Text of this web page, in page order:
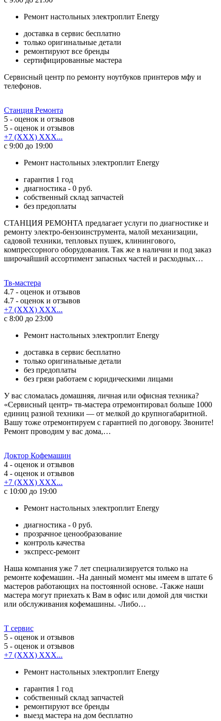
Ремонт настольных электроплит Energy
доставка в сервис бесплатно
только оригинальные детали
ремонтируют все бренды
сертифицированные мастера
Сервисный центр по ремонту ноутбуков принтеров мфу и
телефонов.
Станция Ремонта
5 - оценок и отзывов
5 - оценок и отзывов
+7 (XXX) XXX...
с 9:00 до 19:00
Ремонт настольных электроплит Energy
гарантия 1 год
диагностика - 0 руб.
собственный склад запчастей
без предоплаты
СТАНЦИЯ РЕМОНТА предлагает услуги по диагностике и
ремонту электро-бензоинструмента, малой механизации,
садовой техники, тепловых пушек, клинингового,
компрессорного оборудования. Так же в наличии и под заказ
широчайший ассортимент запасных частей и расходных…
Тв-мастера
4.7 - оценок и отзывов
4.7 - оценок и отзывов
+7 (XXX) XXX...
с 8:00 до 23:00
Ремонт настольных электроплит Energy
доставка в сервис бесплатно
только оригинальные детали
без предоплаты
без грязи работаем с юридическими лицами
У вас сломалась домашняя, личная или офисная техника?
«Сервисный центр» тв-мастера отремонтировал больше 1000
единиц разной техники — от мелкой до крупногабаритной.
Вашу тоже отремонтируем с гарантией по договору. Звоните!
Ремонт проводим у вас дома,…
Доктор Кофемашин
4 - оценок и отзывов
4 - оценок и отзывов
+7 (XXX) XXX...
с 10:00 до 19:00
Ремонт настольных электроплит Energy
диагностика - 0 руб.
прозрачное ценообразование
контроль качества
экспресс-ремонт
Наша компания уже 7 лет специализируется только на
ремонте кофемашин. -На данный момент мы имеем в штате 6
мастеров работающих на постоянной основе. -Также наши
мастера могут приехать к Вам в офис или домой для чистки
или обслуживания кофемашины. -Либо…
Т сервис
5 - оценок и отзывов
5 - оценок и отзывов
+7 (XXX) XXX...
Ремонт настольных электроплит Energy
гарантия 1 год
собственный склад запчастей
ремонтируют все бренды
выезд мастера на дом бесплатно